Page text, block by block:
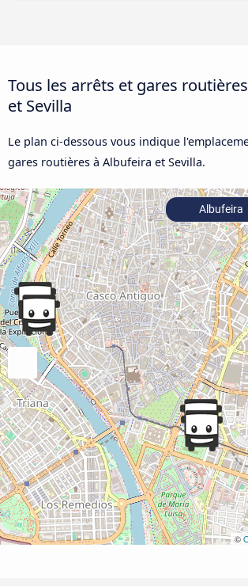
Tous les arrêts et gares
et Sevilla
Le plan ci-dessous vous indique
gares routières à Albufeira et Sevilla.
©
Albufeira